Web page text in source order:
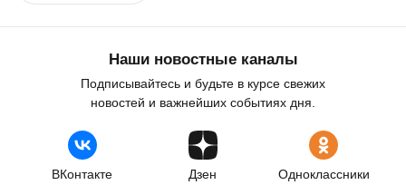
Наши новостные каналы
Подписывайтесь и будьте в курсе свежих
новостей и важнейших событиях дня.
ВКонтакте Дзен Одноклассники